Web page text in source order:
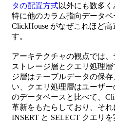
タの配置方式以外にも数多く
特に他のカラム指向データベ
ClickHouse がなぜこれほど
す。
アーキテクチャの観点では
ストレージ層とクエリ処理
ジ層はテーブルデータの保
い、クエリ処理層はユーザ
のデータベースと比べて、
革新をもたらしており、そ
INSERT と SELECT クエリを